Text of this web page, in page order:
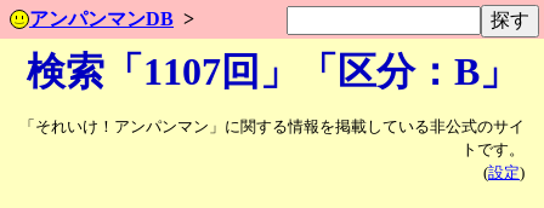
アンパンマンDB
検索「1107回」「区分：B」
「それいけ！アンパンマン」に関する情報を掲載している非公式のサイ
トです。
(設定)